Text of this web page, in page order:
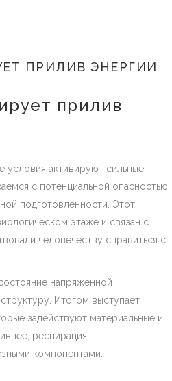
ПРИЛИВ ЭНЕРГИИ
прилив
условия активируют сильные
с потенциальной опасностью
подготовленности. Этот
этаже и связан с
человечеству справиться с
напряженной
Итогом выступает
задействуют материальные и
респирация
компонентами.